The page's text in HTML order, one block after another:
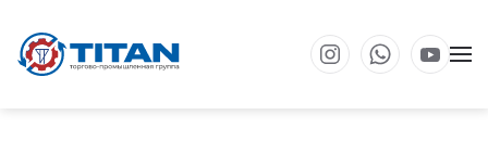
Перейти к основному содержанию